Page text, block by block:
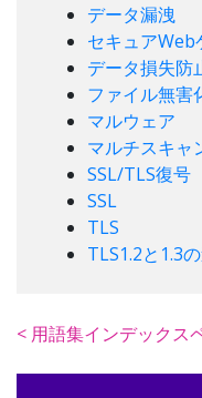
データ漏洩
セキュアWeb
データ損失防
ファイル無害
マルウェア
マルチスキャ
SSL/TLS復号
SSL
TLS
TLS1.2と1.3
< 用語集インデックス